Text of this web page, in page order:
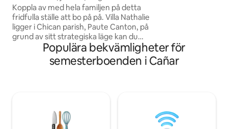
säng+hängmatta
Koppla av med hela familjen på detta
fridfulla ställe att bo på på. Villa Nathalie
ligger i Chican parish, Paute Canton, på
grund av sitt strategiska läge kan du
besöka Uzhupud (5 minuter), Paute,
Gualaceo och Chordeleg. Vackert ställe,
mycket tyst, med ett privilegierat
vackra solnedgångarna och landskapen
som boendet erbjuder.
Populära bekvämligheter för
semesterboenden i Cañar